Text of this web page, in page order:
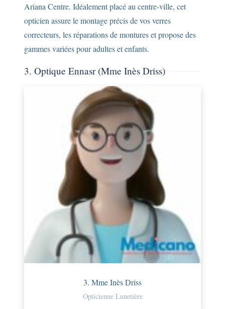
Ariana Centre. Idéalement placé au centre-ville, cet
opticien assure le montage précis de vos verres
correcteurs, les réparations de montures et propose des
gammes variées pour adultes et enfants.
3. Optique Ennasr (Mme Inès Driss)
3. Mme Inès Driss
Opticienne Lunetière